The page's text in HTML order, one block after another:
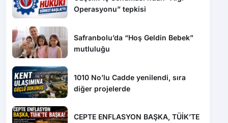
Operasyonu” tepkisi
Safranbolu’da “Hoş Geldin Bebek”
mutluluğu
1010 No’lu Cadde yenilendi, sıra
diğer projelerde
CEPTE ENFLASYON BAŞKA, TÜİK’TE